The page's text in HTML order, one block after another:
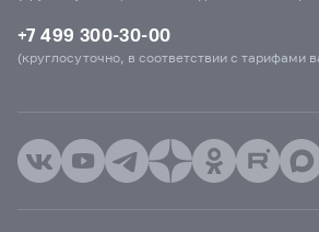
+7 499 300-30-00
(круглосуточно, в соответствии с тарифами